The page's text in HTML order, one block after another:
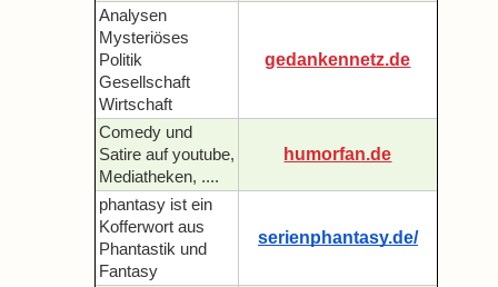
Analysen
Mysteriöses
Politik
Gesellschaft
Wirtschaft
gedankennetz.de
Comedy und
Satire auf youtube,
Mediatheken, ....
humorfan.de
phantasy ist ein
Kofferwort aus
Phantastik und
Fantasy
serienphantasy.de/